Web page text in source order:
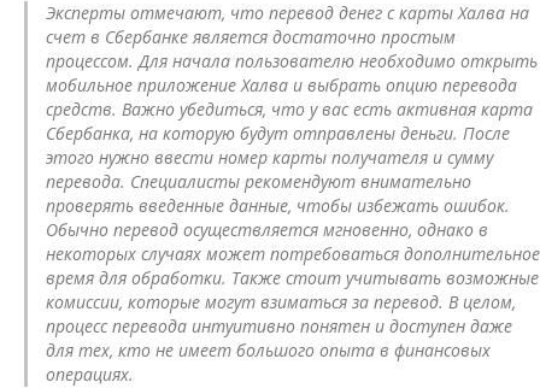
Эксперты отмечают, что перевод денег с карты Халва на
счет в Сбербанке является достаточно простым
процессом. Для начала пользователю необходимо открыть
мобильное приложение Халва и выбрать опцию перевода
средств. Важно убедиться, что у вас есть активная карта
Сбербанка, на которую будут отправлены деньги. После
этого нужно ввести номер карты получателя и сумму
перевода. Специалисты рекомендуют внимательно
проверять введенные данные, чтобы избежать ошибок.
Обычно перевод осуществляется мгновенно, однако в
некоторых случаях может потребоваться дополнительное
время для обработки. Также стоит учитывать возможные
комиссии, которые могут взиматься за перевод. В целом,
процесс перевода интуитивно понятен и доступен даже
для тех, кто не имеет большого опыта в финансовых
операциях.